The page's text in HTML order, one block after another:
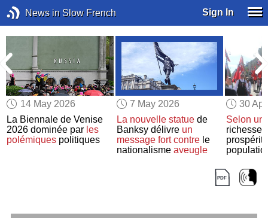
News in Slow French Sign In
14 May 2026
La Biennale de Venise
2026 dominée par les
polémiques politiques
7 May 2026
La nouvelle statuede
Banksy délivre un
message fort contrele
nationalisme aveugle
30
Selon un
richesse